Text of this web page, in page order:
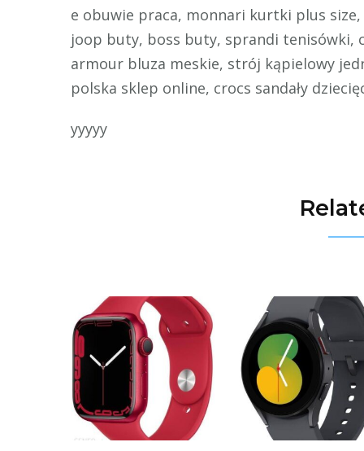
e obuwie praca, monnari kurtki plus
joop buty, boss buty, sprandi tenisówki,
armour bluza meskie, strój kąpielowy
polska sklep online, crocs sandały
yyyyy